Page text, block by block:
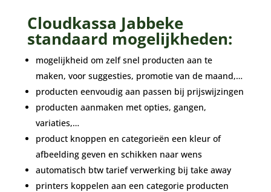
Cloudkassa Jabbeke
standaard mogelijkheden:
mogelijkheid om zelf snel producten aan te
maken, voor suggesties, promotie van de maand,…
producten eenvoudig aan passen bij prijswijzingen
producten aanmaken met opties, gangen,
variaties,…
product knoppen en categorieën een kleur of
afbeelding geven en schikken naar wens
automatisch btw tarief verwerking bij take away
printers koppelen aan een categorie producten